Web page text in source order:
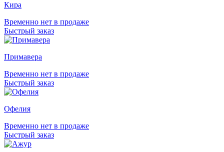
Кира
Временно нет в продаже
Быстрый заказ
Примавера
Временно нет в продаже
Быстрый заказ
Офелия
Временно нет в продаже
Быстрый заказ